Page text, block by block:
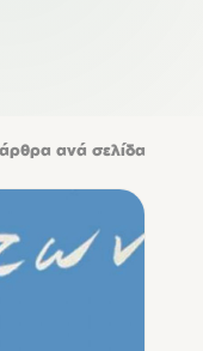
άρθρα ανά σελίδα